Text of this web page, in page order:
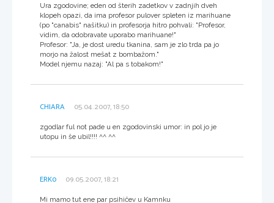
Ura zgodovine; eden od šterih zadetkov v zadnjih dveh
klopeh opazi, da ima profesor pulover spleten iz marihuane
(po "canabis" našitku) in profesorja hitro pohvali: "Profesor,
vidim, da odobravate uporabo marihuane!"
Profesor: "Ja, je dost uredu tkanina, sam je zlo trda pa jo
morjo na žalost mešat z bombažom."
Model njemu nazaj: "Al pa s tobakom!"
CHIARA 05.04.2007, 18:50
zgodlar ful not pade u en zgodovinski umor: in pol jo je
utopu in še ubil!!!! ^^ ^^
ERK0 09.05.2007, 18:21
Mi mamo tut ene par psihičev u Kamnku